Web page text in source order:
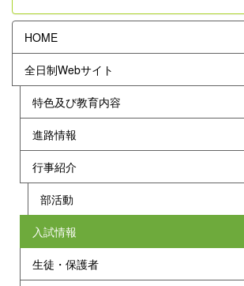
HOME
全日制Webサイト
特色及び教育内容
進路情報
行事紹介
部活動
入試情報
生徒・保護者